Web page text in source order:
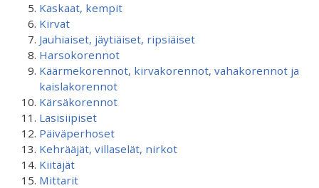
Kaskaat, kempit
Kirvat
Jauhiaiset, jäytiäiset, ripsiäiset
Harsokorennot
Käärmekorennot, kirvakorennot, vahakorennot ja
kaislakorennot
Kärsäkorennot
Lasisiipiset
Päiväperhoset
Kehrääjät, villaselät, nirkot
Kiitäjät
Mittarit